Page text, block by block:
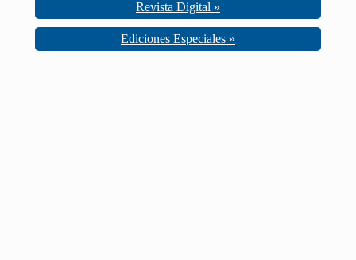
Revista Digital »
Ediciones Especiales »